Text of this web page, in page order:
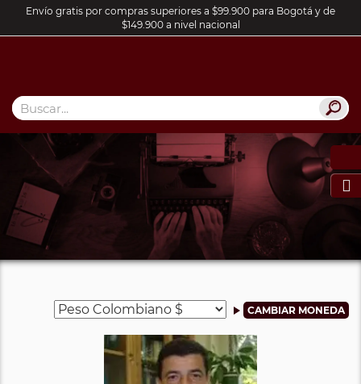
Envío gratis por compras superiores a $99.900 para Bogotá y de
$149.900 a nivel nacional
